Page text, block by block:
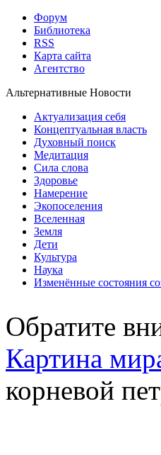
Форум
Библиотека
RSS
Карта сайта
Агентство
Альтернативные Новости
Актуализация себя
Концептуальная власть
Духовный поиск
Медитация
Сила слова
Здоровье
Намерение
Экопоселения
Вселенная
Земля
Дети
Культура
Наука
Изменённые состояния
Обратите
Картина
корневой